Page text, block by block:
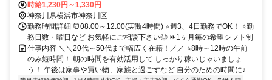
交通費規定支給
時給1,230円～1,330円
神奈川県横浜市神奈川区
勤務時間詳細 ⏰08:00～12:00(実働4時間) ⭐週3、4日勤務でOK！ ⭐勤
務日数・曜日など お気軽にご相談下さい◎ ⏩1ヶ月毎の希望シフト制
仕事内容 ＼＼20代～50代まで幅広く在籍！／／ ⭐8時～12時の午前
のみ短時間！ 朝の時間を有効活用して しっかり稼いじゃいましょ
う！ 午後は家事や買い物、家族と過ごすなど 自分のための時間に♪ ...